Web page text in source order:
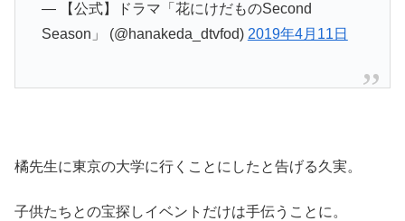
— 【公式】ドラマ「花にけだものSecond
Season」 (@hanakeda_dtvfod) 2019年4月11日
橘先生に東京の大学に行くことにしたと告げる久実。
子供たちとの宝探しイベントだけは手伝うことに。